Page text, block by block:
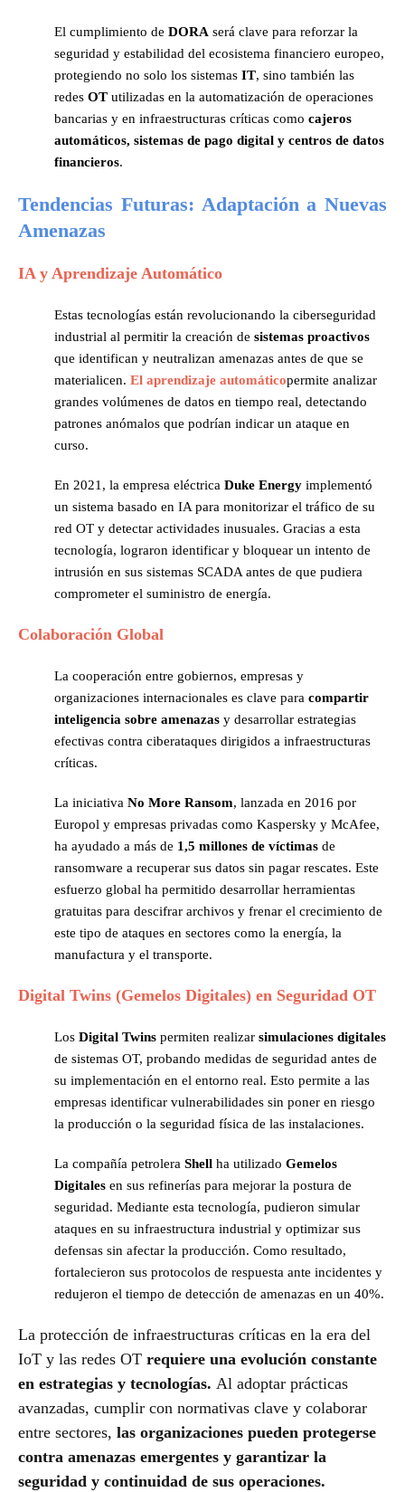
El cumplimiento de DORA será clave para reforzar la
seguridad y estabilidad del ecosistema financiero europeo,
protegiendo no solo los sistemas IT, sino también las
redes OT utilizadas en la automatización de operaciones
bancarias y en infraestructuras críticas como cajeros
automáticos, sistemas de pago digital y centros de datos
financieros.
Tendencias Futuras: Adaptación a Nuevas
Amenazas
IA y Aprendizaje Automático
Estas tecnologías están revolucionando la ciberseguridad
industrial al permitir la creación de sistemas proactivos
que identifican y neutralizan amenazas antes de que se
materialicen. El aprendizaje automáticopermite analizar
grandes volúmenes de datos en tiempo real, detectando
patrones anómalos que podrían indicar un ataque en
curso.
En 2021, la empresa eléctrica Duke Energy implementó
un sistema basado en IA para monitorizar el tráfico de su
red OT y detectar actividades inusuales. Gracias a esta
tecnología, lograron identificar y bloquear un intento de
intrusión en sus sistemas SCADA antes de que pudiera
comprometer el suministro de energía.
Colaboración Global
La cooperación entre gobiernos, empresas y
organizaciones internacionales es clave para compartir
inteligencia sobre amenazas y desarrollar estrategias
efectivas contra ciberataques dirigidos a infraestructuras
críticas.
La iniciativa No More Ransom, lanzada en 2016 por
Europol y empresas privadas como Kaspersky y McAfee,
ha ayudado a más de 1,5 millones de víctimas de
ransomware a recuperar sus datos sin pagar rescates. Este
esfuerzo global ha permitido desarrollar herramientas
gratuitas para descifrar archivos y frenar el crecimiento de
este tipo de ataques en sectores como la energía, la
manufactura y el transporte.
Digital Twins (Gemelos Digitales) en Seguridad OT
Los Digital Twins permiten realizar simulaciones digitales
de sistemas OT, probando medidas de seguridad antes de
su implementación en el entorno real. Esto permite a las
empresas identificar vulnerabilidades sin poner en riesgo
la producción o la seguridad física de las instalaciones.
La compañía petrolera Shell ha utilizado Gemelos
Digitales en sus refinerías para mejorar la postura de
seguridad. Mediante esta tecnología, pudieron simular
ataques en su infraestructura industrial y optimizar sus
defensas sin afectar la producción. Como resultado,
fortalecieron sus protocolos de respuesta ante incidentes y
redujeron el tiempo de detección de amenazas en un 40%.
La protección de infraestructuras críticas en la era del
IoT y las redes OT requiere una evolución constante
en estrategias y tecnologías. Al adoptar prácticas
avanzadas, cumplir con normativas clave y colaborar
entre sectores, las organizaciones pueden protegerse
contra amenazas emergentes y garantizar la
seguridad y continuidad de sus operaciones.